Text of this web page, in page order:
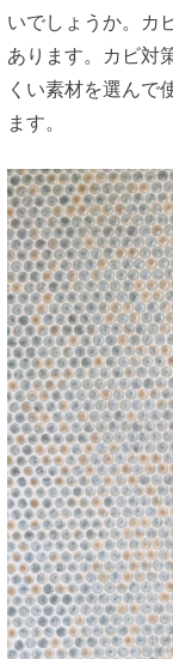
いでしょうか。カ
あります。カビ対
くい素材を選んで
ます。